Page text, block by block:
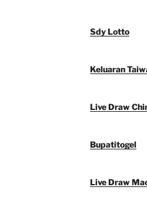
Sdy Lotto
Keluaran
Live Draw
Bupatitogel
Live Draw